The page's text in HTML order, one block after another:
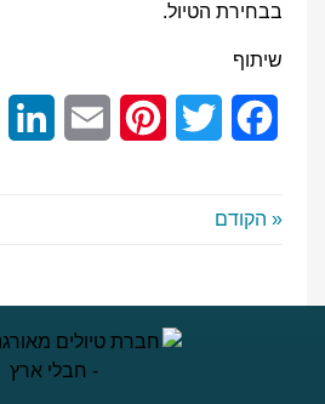
בבחירת הטיול.
שיתוף
Facebook
Twitter
Pinterest
Email
« הקודם